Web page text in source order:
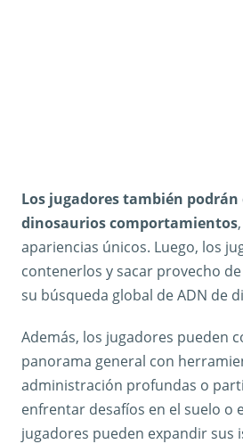
Los jugadores también podrán
dinosaurios comportamientos
apariencias únicos. Luego, los
contenerlos y sacar provecho
su búsqueda global de ADN de
Además, los jugadores pueden
panorama general con
administración profundas o
enfrentar desafíos en el suelo o
jugadores pueden expandir sus